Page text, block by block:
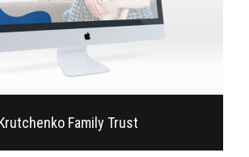
Family Trust